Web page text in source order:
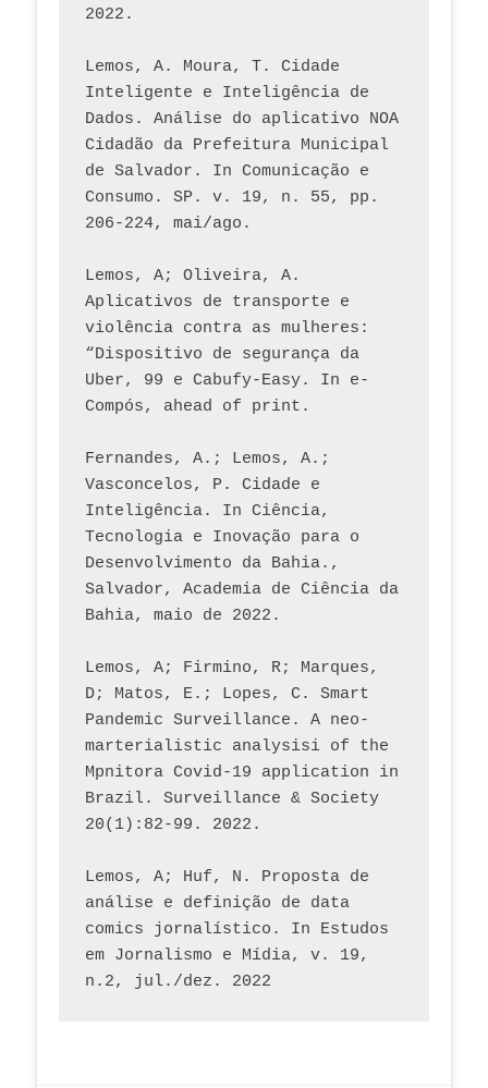
2022.
Lemos, A. Moura, T. Cidade
Inteligente e Inteligência de
Dados. Análise do aplicativo NOA
Cidadão da Prefeitura Municipal
de Salvador. In Comunicação e
Consumo. SP. v. 19, n. 55, pp.
206-224, mai/ago.
Lemos, A; Oliveira, A.
Aplicativos de transporte e
violência contra as mulheres:
“Dispositivo de segurança da
Uber, 99 e Cabufy-Easy. In e-
Compós, ahead of print.
Fernandes, A.; Lemos, A.;
Vasconcelos, P. Cidade e
Inteligência. In Ciência,
Tecnologia e Inovação para o
Desenvolvimento da Bahia.,
Salvador, Academia de Ciência da
Bahia, maio de 2022.
Lemos, A; Firmino, R; Marques,
D; Matos, E.; Lopes, C. Smart
Pandemic Surveillance. A neo-
marterialistic analysisi of the
Mpnitora Covid-19 application in
Brazil. Surveillance & Society
20(1):82-99. 2022.
Lemos, A; Huf, N. Proposta de
análise e definição de data
comics jornalístico. In Estudos
em Jornalismo e Mídia, v. 19,
n.2, jul./dez. 2022